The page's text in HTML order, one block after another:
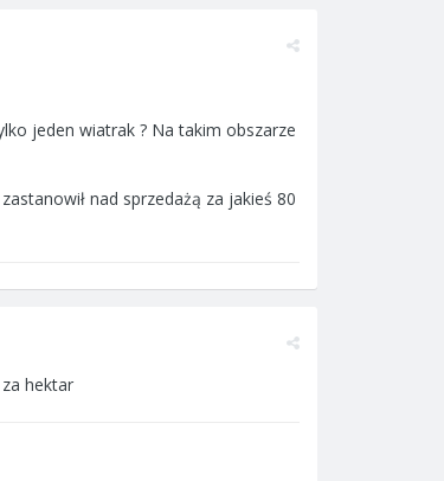
jeden wiatrak ? Na takim obszarze
nad sprzedażą za jakieś 80
hektar